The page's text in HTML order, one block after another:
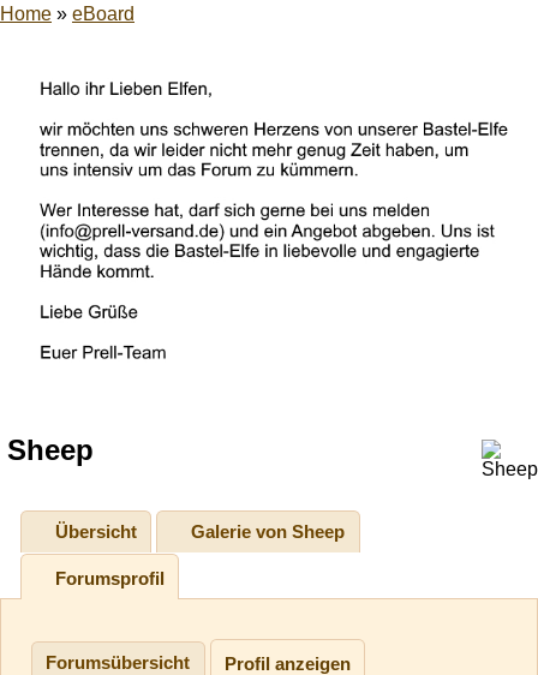
Home » eBoard
Sheep
Übersicht Galerie von Sheep
Forumsprofil
Forumsübersicht Profil anzeigen